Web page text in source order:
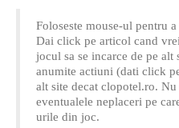
Foloseste mouse-ul pentru
Dai click pe articol cand
jocul sa se incarce de pe
anumite actiuni (dati click
alt site decat clopotel.ro. Nu
eventualele neplaceri pe
urile din joc.